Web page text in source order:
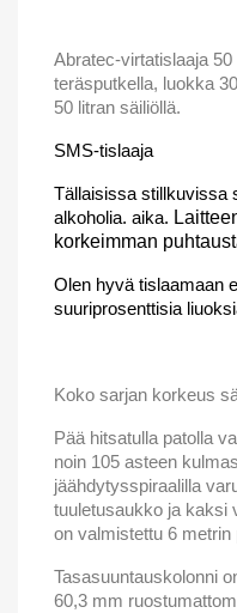
Abratec-virtatislaaja
teräsputkella, luokka
50 litran säiliöllä.
SMS-tislaaja
Tällaisissa stillkuvissa
alkoholia. aika.
korkeimman
Olen hyvä tislaamaan
suuriprosenttisia
Koko sarjan korkeus
Pää hitsatulla patolla
noin 105 asteen
jäähdytysspiraalilla
tuuletusaukko ja kaksi
on valmistettu 6
Tasasuuntauskolonni
60,3 mm